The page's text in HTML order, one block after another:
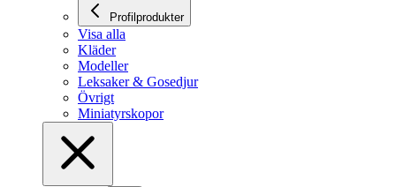
Profilprodukter
Visa alla
Kläder
Modeller
Leksaker & Gosedjur
Övrigt
Miniatyrskopor